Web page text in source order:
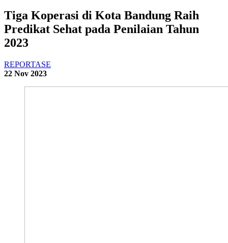
Tiga Koperasi di Kota Bandung Raih
Predikat Sehat pada Penilaian Tahun
2023
REPORTASE
22 Nov 2023